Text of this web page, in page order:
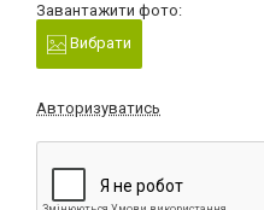
Завантажити фото:
Вибрати
Авторизуватись